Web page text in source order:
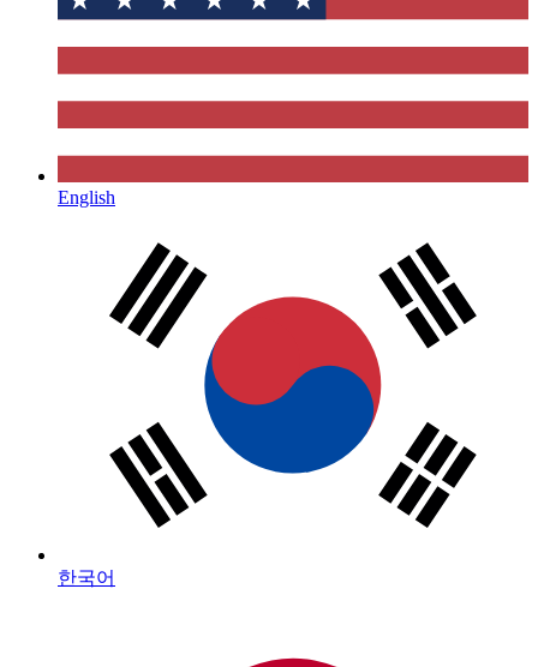
English
한국어